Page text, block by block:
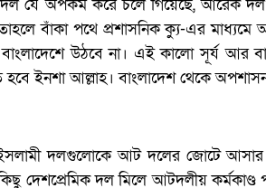
যে অপকর্ম করে চলে গিয়েছে, আরেক দল
বাঁকা পথে প্রশাসনিক ক্যু-এর মাধ্যমে
উঠবে না। এই কালো সূর্য আর
ইনশা আল্লাহ। বাংলাদেশ থেকে
দলগুলোকে আট দলের জোটে আসার
দেশপ্রেমিক দল মিলে আটদলীয়